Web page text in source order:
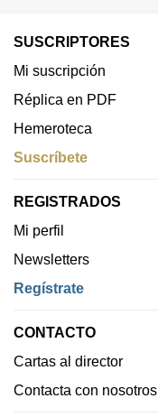
SUSCRIPTORES
Mi suscripción
Réplica en PDF
Hemeroteca
Suscríbete
REGISTRADOS
Mi perfil
Newsletters
Regístrate
CONTACTO
Cartas al director
Contacta con nosotros